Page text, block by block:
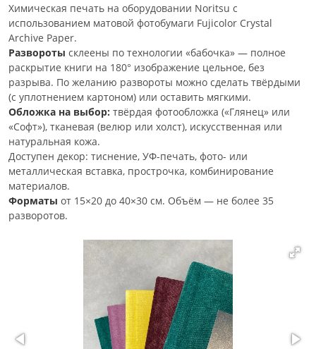
Химическая печать на оборудовании Noritsu с
использованием матовой фотобумаги Fujicolor Crystal
Archive Paper.
Развороты склеены по технологии «бабочка» — полное
раскрытие книги на 180° изображение цельное, без
разрыва. По желанию развороты можно сделать твёрдыми
(с уплотнением картоном) или оставить мягкими.
Обложка на выбор: твёрдая фотообложка («Глянец» или
«Софт»), тканевая (велюр или холст), искусственная или
натуральная кожа.
Доступен декор: тиснение, УФ-печать, фото- или
металлическая вставка, прострочка, комбинирование
материалов.
Форматы от 15×20 до 40×30 см. Объём — не более 35
разворотов.